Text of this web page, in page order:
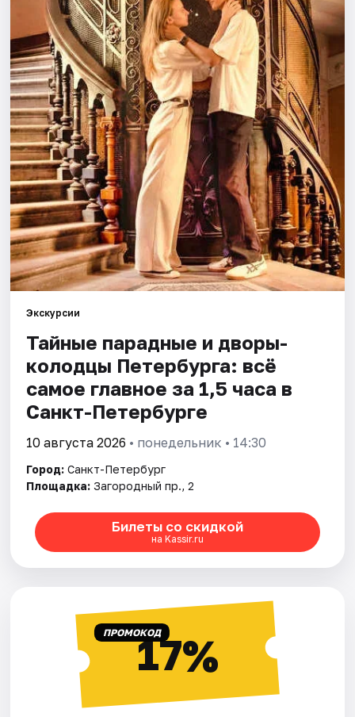
Города
Площадки
Артисты
Рейтинги
Экскурсии
Тайные парадные и дворы-
колодцы Петербурга: всё
самое главное за 1,5 часа в
Санкт-Петербурге
10 августа 2026 • понедельник • 14:30
Город: Санкт-Петербург
Площадка: Загородный пр., 2
Билеты со скидкой
на Kassir.ru
ПРОМОКОД17%